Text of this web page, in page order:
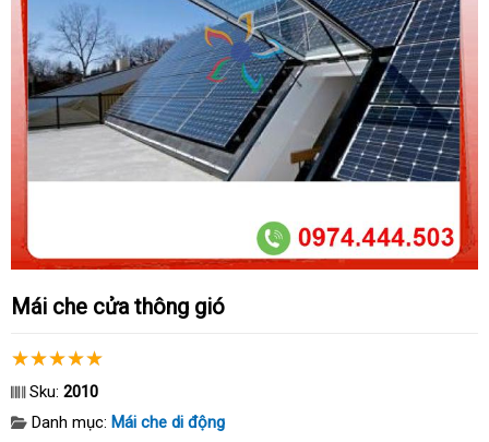
Mái che cửa thông gió
Sku: 2010
Danh mục: Mái che di động